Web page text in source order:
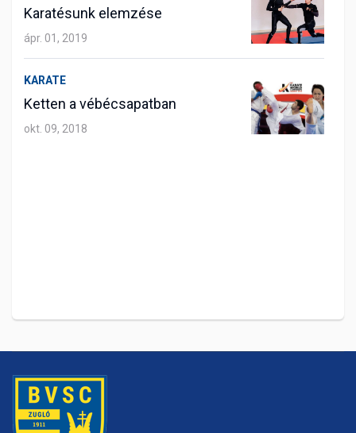
Karatésunk elemzése
ápr. 01, 2019
KARATE
Ketten a vébécsapatban
okt. 09, 2018